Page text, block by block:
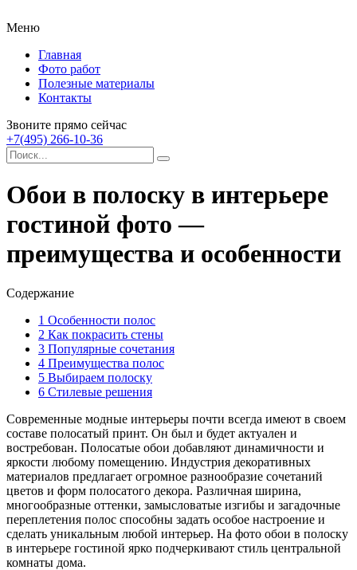
Меню
Главная
Фото работ
Полезные материалы
Контакты
Звоните прямо сейчас
+7(495) 266-10-36
Обои в полоску в интерьере
гостиной фото —
преимущества и особенности
Содержание
1 Особенности полос
2 Как покрасить стены
3 Популярные сочетания
4 Преимущества полос
5 Выбираем полоску
6 Стилевые решения
Современные модные интерьеры почти всегда имеют в своем
составе полосатый принт. Он был и будет актуален и
востребован. Полосатые обои добавляют динамичности и
яркости любому помещению. Индустрия декоративных
материалов предлагает огромное разнообразие сочетаний
цветов и форм полосатого декора. Различная ширина,
многообразные оттенки, замысловатые изгибы и загадочные
переплетения полос способны задать особое настроение и
сделать уникальным любой интерьер. На фото обои в полоску
в интерьере гостиной ярко подчеркивают стиль центральной
комнаты дома.